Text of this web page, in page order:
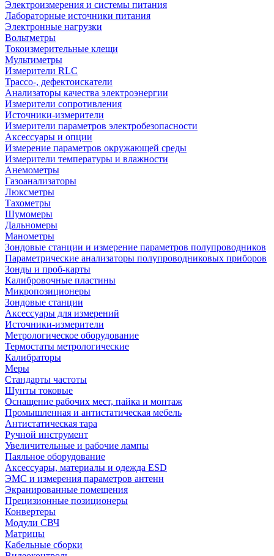
Электроизмерения и системы питания
Лабораторные источники питания
Электронные нагрузки
Вольтметры
Токоизмерительные клещи
Мультиметры
Измерители RLC
Трассо-, дефектоискатели
Анализаторы качества электроэнергии
Измерители сопротивления
Источники-измерители
Измерители параметров электробезопасности
Аксессуары и опции
Измерение параметров окружающей среды
Измерители температуры и влажности
Анемометры
Газоанализаторы
Люксметры
Тахометры
Шумомеры
Дальномеры
Манометры
Зондовые станции и измерение параметров полупроводников
Параметрические анализаторы полупроводниковых приборов
Зонды и проб-карты
Калибровочные пластины
Микропозиционеры
Зондовые станции
Аксессуары для измерений
Источники-измерители
Метрологическое оборудование
Термостаты метрологические
Калибраторы
Меры
Стандарты частоты
Шунты токовые
Оснащение рабочих мест, пайка и монтаж
Промышленная и антистатическая мебель
Антистатическая тара
Ручной инструмент
Увеличительные и рабочие лампы
Паяльное оборудование
Аксессуары, материалы и одежда ESD
ЭМС и измерения параметров антенн
Экранированные помещения
Прецизионные позиционеры
Конвертеры
Модули СВЧ
Матрицы
Кабельные сборки